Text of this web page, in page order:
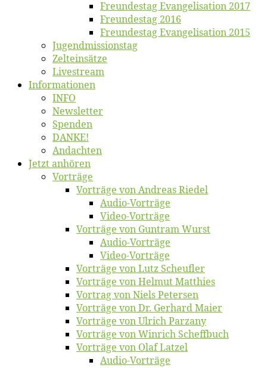
Freun­des­tag Evan­ge­li­sa­ti­on 2017
Freun­des­tag 2016
Freun­des­tag Evan­ge­li­sa­ti­on 2015
Jugend­mis­sions­tag
Zelt­ein­sät­ze
Live­stream
Informatio­nen
INFO
News­let­ter
Spen­den
DANKE!
An­dach­ten
Jetzt an­hö­ren
Vor­trä­ge
Vor­trä­ge von An­dre­as Riedel
Au­dio-Vor­trä­ge
Vi­deo-Vor­trä­ge
Vor­trä­ge von Gun­tram Wurst
Au­dio-Vor­trä­ge
Vi­deo-Vor­trä­ge
Vor­trä­ge von Lutz Scheufler
Vor­trä­ge von Hel­mut Matthies
Vor­trag von Niels Petersen
Vor­trä­ge von Dr. Ger­hard Maier
Vor­trä­ge von Ul­rich Parzany
Vor­trä­ge von Win­rich Scheffbuch
Vor­trä­ge von Olaf Latzel
Au­dio-Vor­trä­ge